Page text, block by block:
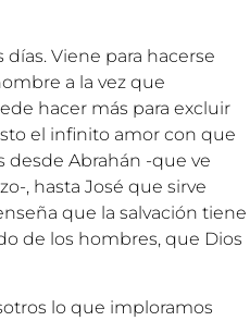
Viene para hacerse
a la vez que
hacer más para excluir
el infinito amor con que
desde Abrahán -que ve
, hasta José que sirve
que la salvación tiene
de los hombres, que Dios
lo que imploramos